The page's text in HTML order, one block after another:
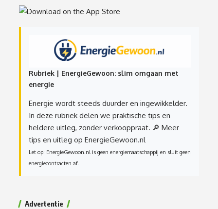
Rubriek | EnergieGewoon: slim omgaan met
energie
Energie wordt steeds duurder en ingewikkelder.
In deze rubriek delen we praktische tips en
heldere uitleg, zonder verkooppraat. 🔎 Meer
tips en uitleg op EnergieGewoon.nl
Let op: EnergieGewoon.nl is geen energiemaatschappij en sluit geen
energiecontracten af.
Advertentie